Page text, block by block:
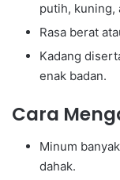
putih, kuning,
Rasa berat
Kadang
enak badan.
Cara
Minum
dahak.